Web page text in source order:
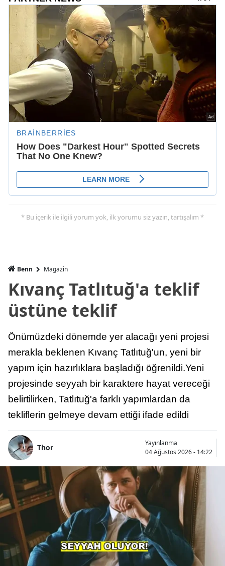
* Bu içerik ile ilgili yorum yok, ilk yorumu siz yazın, tartışalım *
Benn Magazin
Kıvanç Tatlıtuğ'a teklif
üstüne teklif
Önümüzdeki dönemde yer alacağı yeni projesi
merakla beklenen Kıvanç Tatlıtuğ'un, yeni bir
yapım için hazırlıklara başladığı öğrenildi.Yeni
projesinde seyyah bir karaktere hayat vereceği
belirtilirken, Tatlıtuğ'a farklı yapımlardan da
tekliflerin gelmeye devam ettiği ifade edildi
Thor
Yayınlanma
04 Ağustos 2026 - 14:22